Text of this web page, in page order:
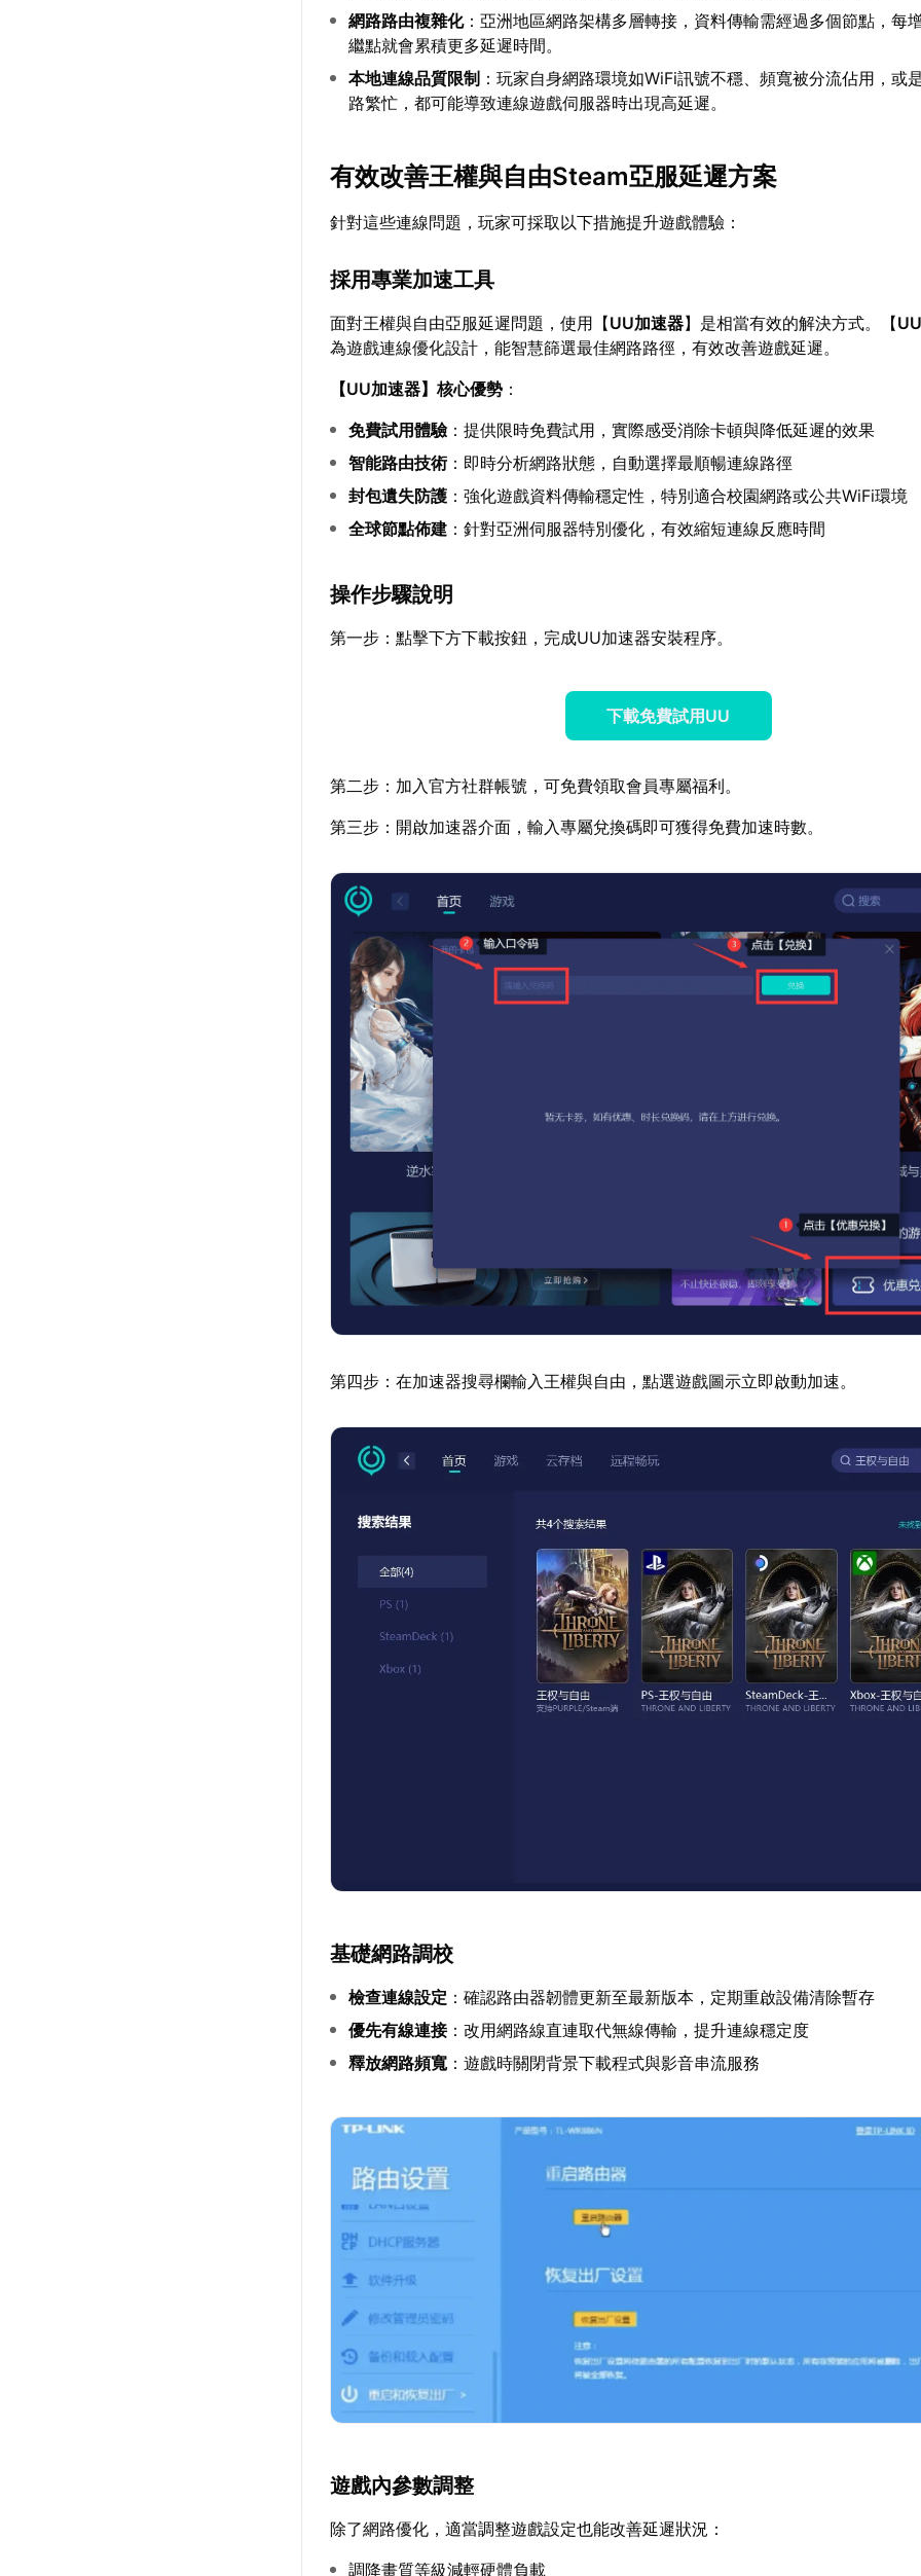
網路路由複雜化：亞洲地區網路架構多層轉接，資料傳輸需經過多個節點，每
繼點就會累積更多延遲時間。
本地連線品質限制 ：玩家自身網路環境如WiFi訊號不穩、頻寬被分流佔用，或
路繁忙，都可能導致連線遊戲伺服器時出現高延遲。
有效改善王權與自由Steam亞服延遲方案
針對這些連線問題，玩家可採取以下措施提升遊戲體驗：
採用專業加速工具
面對王權與自由亞服延遲問題，使用【UU加速器】是相當有效的解決方式。【
為遊戲連線優化設計，能智慧篩選最佳網路路徑，有效改善遊戲延遲。
【UU加速器】核心優勢 ：
免費試用體驗：提供限時免費試用，實際感受消除卡頓與降低延遲的效果
智能路由技術：即時分析網路狀態，自動選擇最順暢連線路徑
封包遺失防護 ：強化遊戲資料傳輸穩定性，特別適合校園網路或公共WiFi環境
全球節點佈建 ：針對亞洲伺服器特別優化，有效縮短連線反應時間
操作步驟說明
第一步：點擊下方下載按鈕，完成UU加速器安裝程序。
下載免費試用UU
第二步：加入官方社群帳號，可免費領取會員專屬福利。
第三步：開啟加速器介面，輸入專屬兌換碼即可獲得免費加速時數。
第四步：在加速器搜尋欄輸入王權與自由，點選遊戲圖示立即啟動加速。
基礎網路調校
檢查連線設定 ：確認路由器韌體更新至最新版本，定期重啟設備清除暫存
優先有線連接：改用網路線直連取代無線傳輸，提升連線穩定度
釋放網路頻寬：遊戲時關閉背景下載程式與影音串流服務
遊戲內參數調整
除了網路優化，適當調整遊戲設定也能改善延遲狀況：
調降畫質等級減輕硬體負載